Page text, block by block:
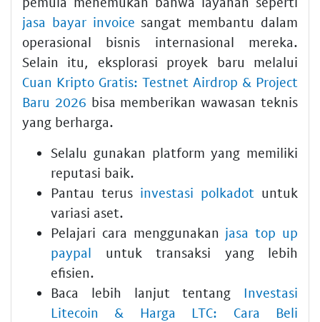
jasa bayar invoice sangat membantu dalam
operasional bisnis internasional mereka.
Selain itu, eksplorasi proyek baru melalui
Cuan Kripto Gratis: Testnet Airdrop & Project
Baru 2026 bisa memberikan wawasan teknis
yang berharga.
Selalu gunakan platform yang memiliki
reputasi baik.
Pantau terus investasi polkadot untuk
variasi aset.
Pelajari cara menggunakan jasa top up
paypal untuk transaksi yang lebih
efisien.
Baca lebih lanjut tentang Investasi
Litecoin & Harga LTC: Cara Beli